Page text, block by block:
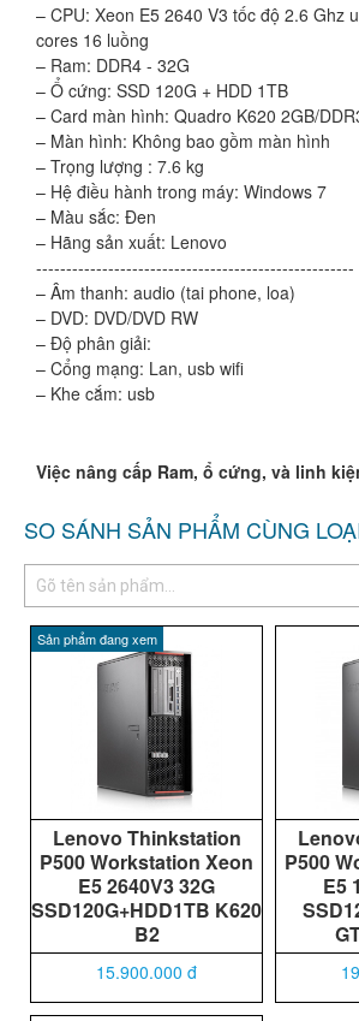
– CPU: Xeon E5 2640 V3 tốc độ 2.6 Ghz
cores 16 luồng
– Ram: DDR4 - 32G
– Ổ cứng: SSD 120G + HDD 1TB
– Card màn hình: Quadro K620 2GB/
– Màn hình: Không bao gồm màn hình
– Trọng lượng : 7.6 kg
– Hệ điều hành trong máy: Windows 7
– Màu sắc: Đen
– Hãng sản xuất: Lenovo
-----------------------------------------------------
– Âm thanh: audio (tai phone, loa)
– DVD: DVD/DVD RW
– Độ phân giải:
– Cổng mạng: Lan, usb wifi
– Khe cắm: usb
Việc nâng cấp Ram, ổ cứng, và linh
SO SÁNH SẢN PHẨM CÙNG
Sản phẩm đang xem
Lenovo Thinkstation
P500 Workstation Xeon
E5 2640V3 32G
SSD120G+HDD1TB K620
B2
15.900.000 đ
P500
E5